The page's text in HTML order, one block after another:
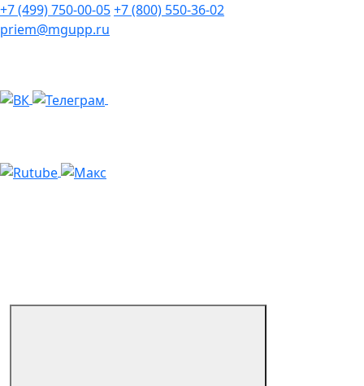
+7 (499) 750-00-05+7 (800) 550-36-02
priem@mgupp.ru